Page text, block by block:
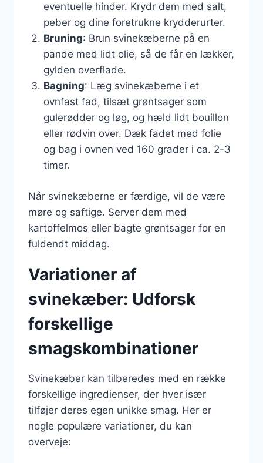
eventuelle hinder. Krydr dem med salt,
peber og dine foretrukne krydderurter.
Bruning: Brun svinekæberne på en
pande med lidt olie, så de får en lækker,
gylden overflade.
Bagning: Læg svinekæberne i et
ovnfast fad, tilsæt grøntsager som
gulerødder og løg, og hæld lidt bouillon
eller rødvin over. Dæk fadet med folie
og bag i ovnen ved 160 grader i ca. 2-3
timer.
Når svinekæberne er færdige, vil de være
møre og saftige. Server dem med
kartoffelmos eller bagte grøntsager for en
fuldendt middag.
Variationer af
svinekæber: Udforsk
forskellige
smagskombinationer
Svinekæber kan tilberedes med en række
forskellige ingredienser, der hver især
tilføjer deres egen unikke smag. Her er
nogle populære variationer, du kan
overveje: